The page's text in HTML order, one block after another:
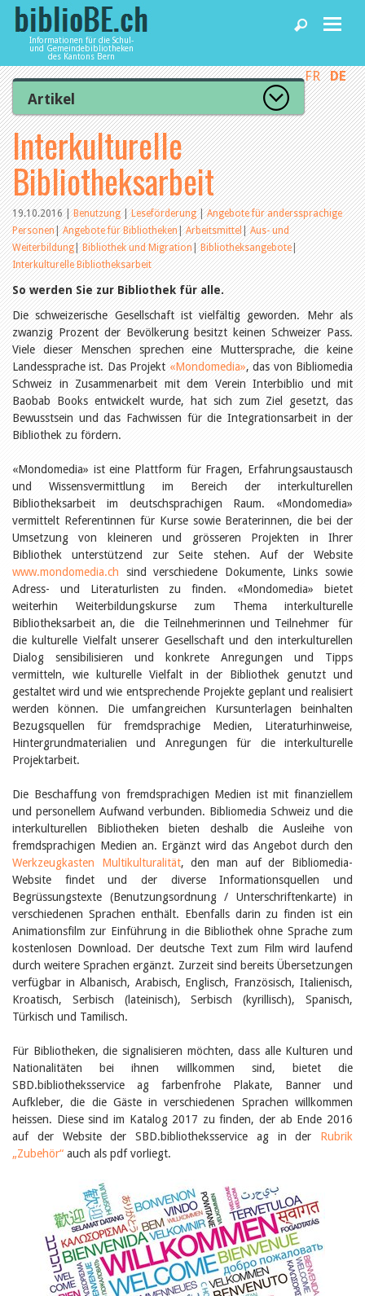
Informationen für die Schul-
und Gemeindebibliotheken
des Kantons Bern
Home
News und Fachbeiträge
Bibliotheken
Agenda
Dienstleistungen
biblioBE nutzen
FR DE
Artikel
Zur Artikelübersicht
Lesenswert
Gut bewertet
Kategorien
Aus dem Amt für Kultur
Aus der Kommission
Aus den Bibliotheken
Organisation
Raum und Infrastruktur
Bestand
Benutzung
Finanzen
Personal
Qualitätsmanagement
Recht und Politik
Öffentlichkeitsarbeit
Leseförderung
Aus aller Welt
Verschiedenes
Lesetipps
Aus- und Weiterbildung
Veranstaltungen
Kinder- und Jugendmedien
Bibliothek und Schule
Bibliotheksförderung
Zielpublikum Kinder und
Jugendliche
Einmalige Beiträge
Bibliotheksangebote
Bibliosuisse
Kantonale
Unterstützungsbeiträge
Rezensionen
Schweizer Literatur
Alle Tags
Autoren
Julie Greub
Birgit Libiszewski
Ursula Strahm
Sandra Dettwyler
Javier Lopez
Céline Graf
Felicitas Isler
Andrea Grichting
Therese von Weissenfluh
Nicole Rothen
Manuela Nyffeler-Lanker
Alle Autoren
Archiv
Juli 2026
Juni 2026
März 2026
Dezember 2025
November 2025
Juli 2025
Juni 2025
März 2025
Februar 2025
2023
2022
2021
2016
2015
Interkulturelle
Bibliotheksarbeit
19.10.2016|Benutzung|Leseförderung|Angebote für anderssprachige
Personen|Angebote für Bibliotheken|Arbeitsmittel|Aus- und
Weiterbildung|Bibliothek und Migration|Bibliotheksangebote|
Interkulturelle Bibliotheksarbeit
So werden Sie zur Bibliothek für alle.
Die schweizerische Gesellschaft ist vielfältig geworden. Mehr als
zwanzig Prozent der Bevölkerung besitzt keinen Schweizer Pass.
Viele dieser Menschen sprechen eine Muttersprache, die keine
Landessprache ist. Das Projekt «Mondomedia», das von Bibliomedia
Schweiz in Zusammenarbeit mit dem Verein Interbiblio und mit
Baobab Books entwickelt wurde, hat sich zum Ziel gesetzt, das
Bewusstsein und das Fachwissen für die Integrationsarbeit in der
Bibliothek zu fördern.
«Mondomedia» ist eine Plattform für Fragen, Erfahrungsaustausch
und Wissensvermittlung im Bereich der interkulturellen
Bibliotheksarbeit im deutschsprachigen Raum. «Mondomedia»
vermittelt Referentinnen für Kurse sowie Beraterinnen, die bei der
Umsetzung von kleineren und grösseren Projekten in Ihrer
Bibliothek unterstützend zur Seite stehen. Auf der Website
www.mondomedia.ch sind verschiedene Dokumente, Links sowie
Adress- und Literaturlisten zu finden. «Mondomedia» bietet
weiterhin Weiterbildungskurse zum Thema interkulturelle
Bibliotheksarbeit an, die die Teilnehmerinnen und Teilnehmer für
die kulturelle Vielfalt unserer Gesellschaft und den interkulturellen
Dialog sensibilisieren und konkrete Anregungen und Tipps
vermitteln, wie kulturelle Vielfalt in der Bibliothek genutzt und
gestaltet wird und wie entsprechende Projekte geplant und realisiert
werden können. Die umfangreichen Kursunterlagen beinhalten
Bezugsquellen für fremdsprachige Medien, Literaturhinweise,
Hintergrundmaterialien und Anregungen für die interkulturelle
Projektarbeit.
Die Beschaffung von fremdsprachigen Medien ist mit finanziellem
und personellem Aufwand verbunden. Bibliomedia Schweiz und die
interkulturellen Bibliotheken bieten deshalb die Ausleihe von
fremdsprachigen Medien an. Ergänzt wird das Angebot durch den
Werkzeugkasten Multikulturalität, den man auf der Bibliomedia-
Website findet und der diverse Informationsquellen und
Begrüssungstexte (Benutzungsordnung / Unterschriftenkarte) in
verschiedenen Sprachen enthält. Ebenfalls darin zu finden ist ein
Animationsfilm zur Einführung in die Bibliothek ohne Sprache zum
kostenlosen Download. Der deutsche Text zum Film wird laufend
durch weitere Sprachen ergänzt. Zurzeit sind bereits Übersetzungen
verfügbar in Albanisch, Arabisch, Englisch, Französisch, Italienisch,
Kroatisch, Serbisch (lateinisch), Serbisch (kyrillisch), Spanisch,
Türkisch und Tamilisch.
Für Bibliotheken, die signalisieren möchten, dass alle Kulturen und
Nationalitäten bei ihnen willkommen sind, bietet die
SBD.bibliotheksservice ag farbenfrohe Plakate, Banner und
Aufkleber, die die Gäste in verschiedenen Sprachen willkommen
heissen. Diese sind im Katalog 2017 zu finden, der ab Ende 2016
auf der Website der SBD.bibliotheksservice ag in der Rubrik
„Zubehör“ auch als pdf vorliegt.